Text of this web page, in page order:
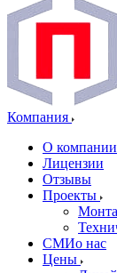
Компания
О компании
Лицензии
Отзывы
Проекты
СМИо нас
Цены